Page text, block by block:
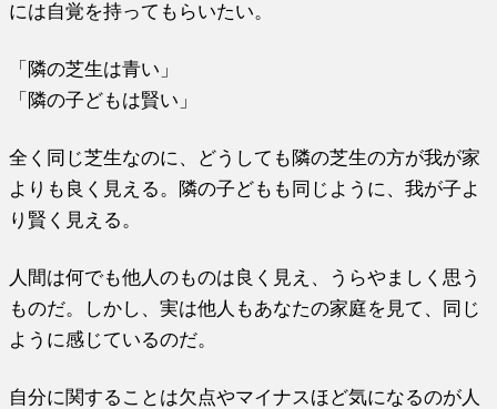
には自覚を持ってもらいたい。
「隣の芝生は青い」
「隣の子どもは賢い」
全く同じ芝生なのに、どうしても隣の芝生の方が我が家
よりも良く見える。隣の子どもも同じように、我が子よ
り賢く見える。
人間は何でも他人のものは良く見え、うらやましく思う
ものだ。しかし、実は他人もあなたの家庭を見て、同じ
ように感じているのだ。
自分に関することは欠点やマイナスほど気になるのが人